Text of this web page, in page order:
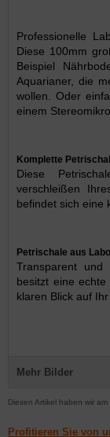
Professionelle
Diese 100mm
Beispiel
Aquarianer, die
wollen. Oder
einem
Komplette
Diese
verschleißen
befindet sich eine
Petrischale aus
Transparent
besitzt eine
klaren Blick auf
Mehr Bilder
Diesen Artikel haben wir
Profitieren Sie von